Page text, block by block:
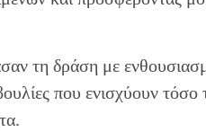
τη δράση με
που ενισχύουν